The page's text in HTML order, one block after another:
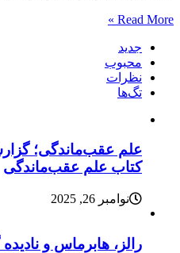
Read More »
جدید
محبوب
نظرات
تگ‌ها
علم عقب‌ماندگی؛
کتاب علم عقب‌ماندگی
نوامبر 26, 2025
رالز، هابرماس و